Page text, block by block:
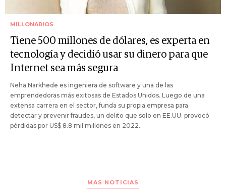
MILLONARIOS
Tiene 500 millones de dólares, es experta en
tecnología y decidió usar su dinero para que
Internet sea más segura
Neha Narkhede es ingeniera de software y una de las
emprendedoras más exitosas de Estados Unidos. Luego de una
extensa carrera en el sector, funda su propia empresa para
detectar y prevenir fraudes, un delito que solo en EE.UU. provocó
pérdidas por US$ 8.8 mil millones en 2022.
MAS NOTICIAS